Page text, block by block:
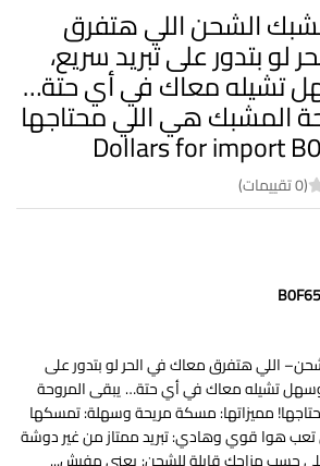
الشحن اللي هتفرق
لو بتدور على تبريد سريع،
تشيله معاك في أي حتة…
المشبك هي اللي محتاجها
Dollars for import
(0 تقييمات)
اللي هتفرق معاك في الحر لو بتدور على
وسهل تشيله معاك في أي حتة… يبقى المروحة
مميزاتها: مسكة مريحة وسهلة: تمسكها
هوا قوي وهادي: تبريد ممتاز من غير دوشة